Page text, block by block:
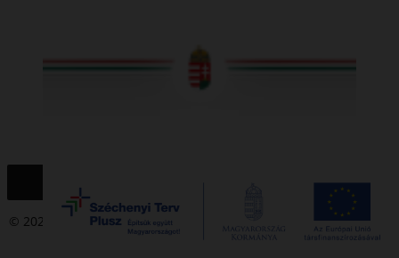
© 2020 – 2021 Társadalmi Esélyteremtési Főigazgatóság. Minden
jog fenntartva.